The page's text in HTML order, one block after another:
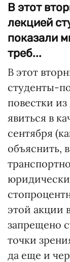
В этот
лекцией
показали
треб...
В этот
студенты-
повестки
явиться в
сентября
объяснить,
юридически
этой акции
запрещено
точки
да еще и